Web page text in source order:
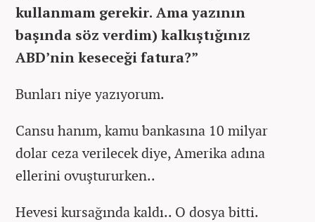
kullanmam gerekir. Ama yazının
başında söz verdim) kalkıştığınız
ABD’nin keseceği fatura?”
Bunları niye yazıyorum.
Cansu hanım, kamu bankasına 10 milyar
dolar ceza verilecek diye, Amerika adına
ellerini ovuştururken..
Hevesi kursağında kaldı.. O dosya bitti.